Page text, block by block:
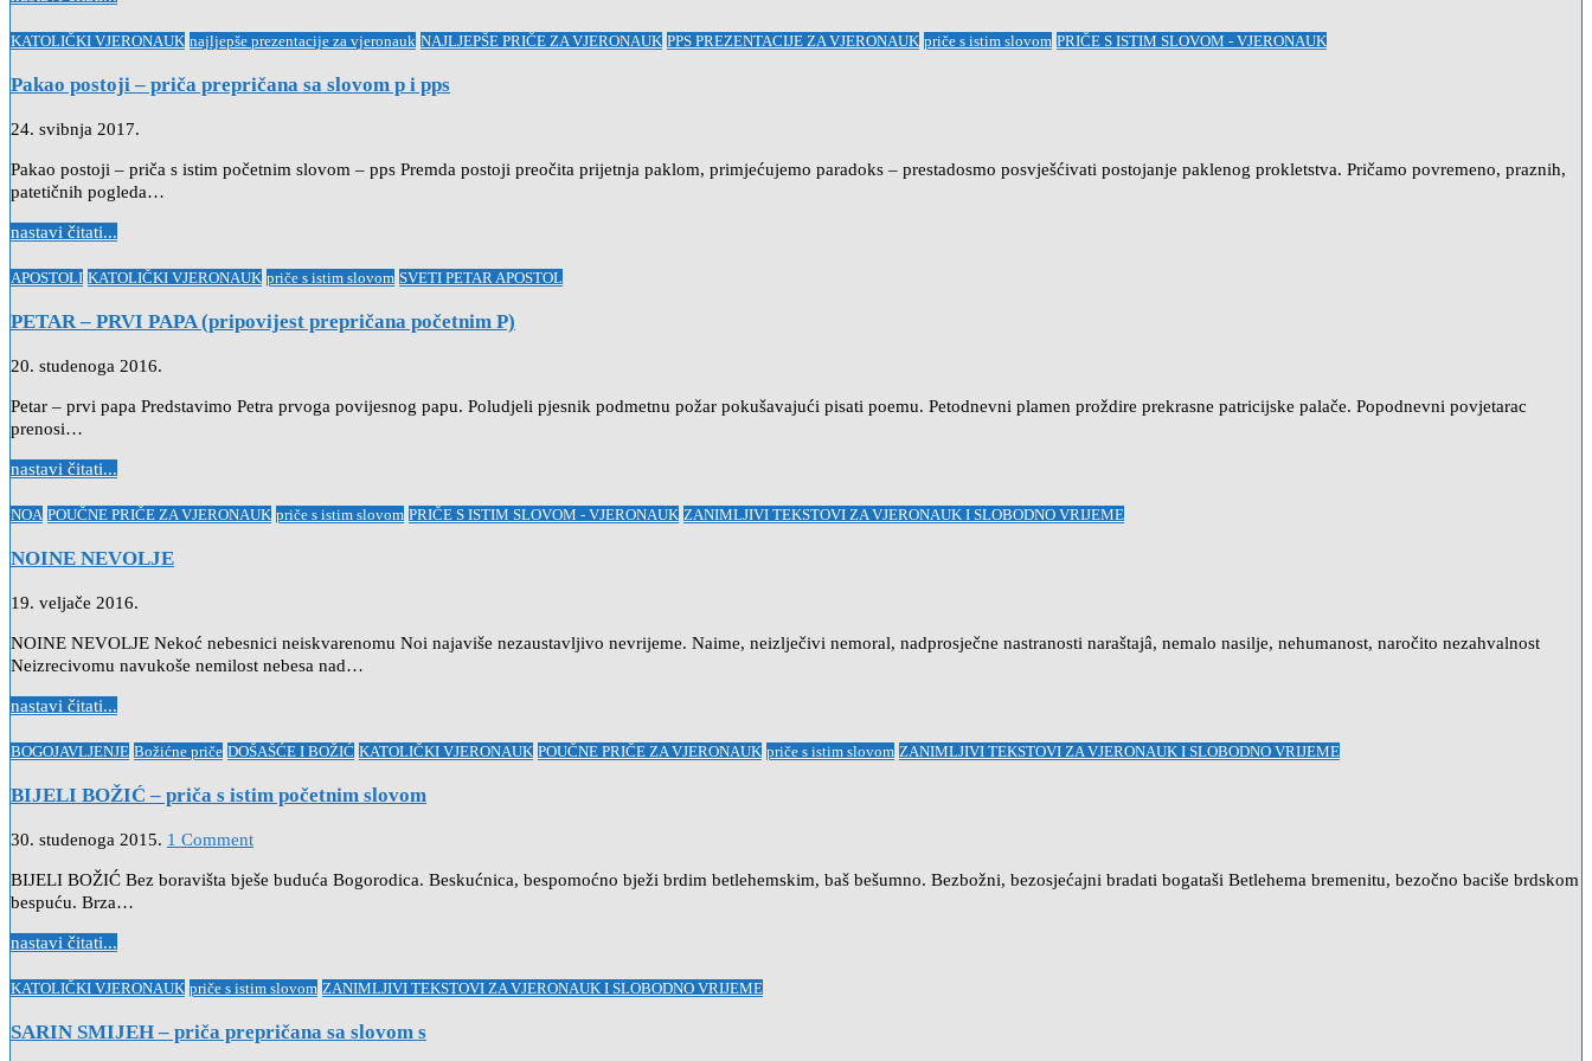
Posted
KATOLIČKI VJERONAUK najljepše prezentacije za vjeronauk NAJLJEPŠE PRIČE ZA VJERONAUK PPS PREZENTACIJE ZA VJERONAUK priče s istim slovom PRIČE S ISTIM SLOVOM - VJERONAUK
Pakao postoji – priča prepričana sa slovom p i pps
24. svibnja 2017.
Pakao postoji – priča s istim početnim slovom – pps Premda postoji preočita prijetnja paklom, primjećujemo paradoks – prestadosmo posvješćivati postojanje paklenog prokletstva. Pričamo povremeno, praznih,
patetičnih pogleda…
nastavi čitati...
Posted
APOSTOLI KATOLIČKI VJERONAUK priče s istim slovom SVETI PETAR APOSTOL
PETAR – PRVI PAPA (pripovijest prepričana početnim P)
20. studenoga 2016.
Petar – prvi papa Predstavimo Petra prvoga povijesnog papu. Poludjeli pjesnik podmetnu požar pokušavajući pisati poemu. Petodnevni plamen proždire prekrasne patricijske palače. Popodnevni povjetarac
prenosi…
nastavi čitati...
Posted
NOA POUČNE PRIČE ZA VJERONAUK priče s istim slovom PRIČE S ISTIM SLOVOM - VJERONAUK ZANIMLJIVI TEKSTOVI ZA VJERONAUK I SLOBODNO VRIJEME
NOINE NEVOLJE
19. veljače 2016.
NOINE NEVOLJE Nekoć nebesnici neiskvarenomu Noi najaviše nezaustavljivo nevrijeme. Naime, neizlječivi nemoral, nadprosječne nastranosti naraštajâ, nemalo nasilje, nehumanost, naročito nezahvalnost
Neizrecivomu navukoše nemilost nebesa nad…
nastavi čitati...
Posted
BOGOJAVLJENJE Božićne priče DOŠAŠĆE I BOŽIĆ KATOLIČKI VJERONAUK POUČNE PRIČE ZA VJERONAUK priče s istim slovom ZANIMLJIVI TEKSTOVI ZA VJERONAUK I SLOBODNO VRIJEME
BIJELI BOŽIĆ – priča s istim početnim slovom
30. studenoga 2015. 1 Comment
BIJELI BOŽIĆ Bez boravišta bješe buduća Bogorodica. Beskućnica, bespomoćno bježi brdim betlehemskim, baš bešumno. Bezbožni, bezosjećajni bradati bogataši Betlehema bremenitu, bezočno baciše brdskom
bespuću. Brza…
nastavi čitati...
Posted
KATOLIČKI VJERONAUK priče s istim slovom ZANIMLJIVI TEKSTOVI ZA VJERONAUK I SLOBODNO VRIJEME
SARIN SMIJEH – priča prepričana sa slovom s